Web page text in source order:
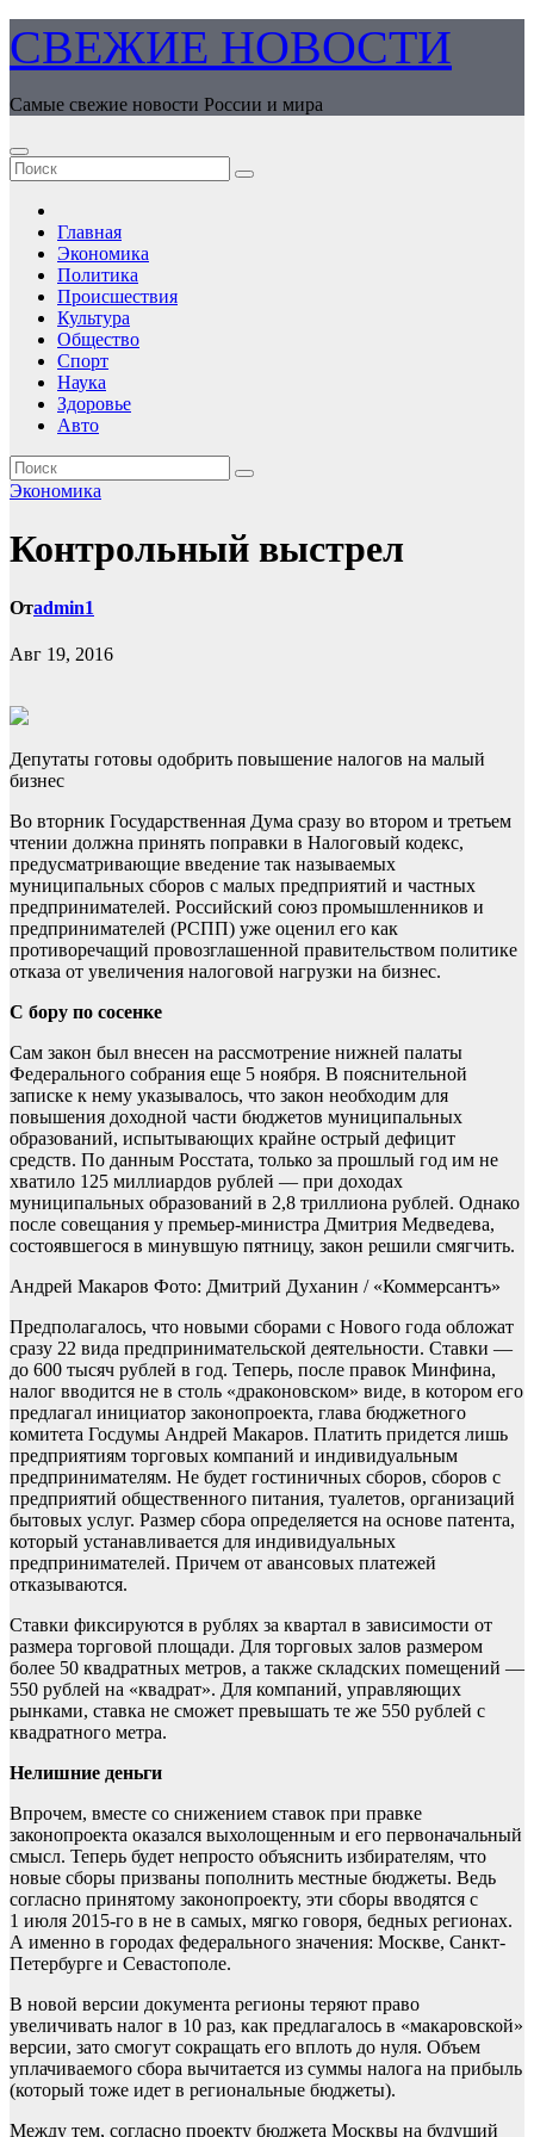
Перейти
к
содержимому
СВЕЖИЕ НОВОСТИ
Самые свежие новости России и мира
Главная
Экономика
Политика
Происшествия
Культура
Общество
Спорт
Наука
Здоровье
Авто
Экономика
Контрольный выстрел
Отadmin1
Авг 19, 2016
Депутаты готовы одобрить повышение налогов на малый
бизнес
Во вторник Государственная Дума сразу во втором и третьем
чтении должна принять поправки в Налоговый кодекс,
предусматривающие введение так называемых
муниципальных сборов с малых предприятий и частных
предпринимателей. Российский союз промышленников и
предпринимателей (РСПП) уже оценил его как
противоречащий провозглашенной правительством политике
отказа от увеличения налоговой нагрузки на бизнес.
С бору по сосенке
Сам закон был внесен на рассмотрение нижней палаты
Федерального собрания еще 5 ноября. В пояснительной
записке к нему указывалось, что закон необходим для
повышения доходной части бюджетов муниципальных
образований, испытывающих крайне острый дефицит
средств. По данным Росстата, только за прошлый год им не
хватило 125 миллиардов рублей — при доходах
муниципальных образований в 2,8 триллиона рублей. Однако
после совещания у премьер-министра Дмитрия Медведева,
состоявшегося в минувшую пятницу, закон решили смягчить.
Андрей Макаров Фото: Дмитрий Духанин / «Коммерсантъ»
Предполагалось, что новыми сборами с Нового года обложат
сразу 22 вида предпринимательской деятельности. Ставки —
до 600 тысяч рублей в год. Теперь, после правок Минфина,
налог вводится не в столь «драконовском» виде, в котором его
предлагал инициатор законопроекта, глава бюджетного
комитета Госдумы Андрей Макаров. Платить придется лишь
предприятиям торговых компаний и индивидуальным
предпринимателям. Не будет гостиничных сборов, сборов с
предприятий общественного питания, туалетов, организаций
бытовых услуг. Размер сбора определяется на основе патента,
который устанавливается для индивидуальных
предпринимателей. Причем от авансовых платежей
отказываются.
Ставки фиксируются в рублях за квартал в зависимости от
размера торговой площади. Для торговых залов размером
более 50 квадратных метров, а также складских помещений —
550 рублей на «квадрат». Для компаний, управляющих
рынками, ставка не сможет превышать те же 550 рублей с
квадратного метра.
Нелишние деньги
Впрочем, вместе со снижением ставок при правке
законопроекта оказался выхолощенным и его первоначальный
смысл. Теперь будет непросто объяснить избирателям, что
новые сборы призваны пополнить местные бюджеты. Ведь
согласно принятому законопроекту, эти сборы вводятся с
1 июля 2015-го в не в самых, мягко говоря, бедных регионах.
А именно в городах федерального значения: Москве, Санкт-
Петербурге и Севастополе.
В новой версии документа регионы теряют право
увеличивать налог в 10 раз, как предлагалось в «макаровской»
версии, зато смогут сокращать его вплоть до нуля. Объем
уплачиваемого сбора вычитается из суммы налога на прибыль
(который тоже идет в региональные бюджеты).
Между тем, согласно проекту бюджета Москвы на будущий